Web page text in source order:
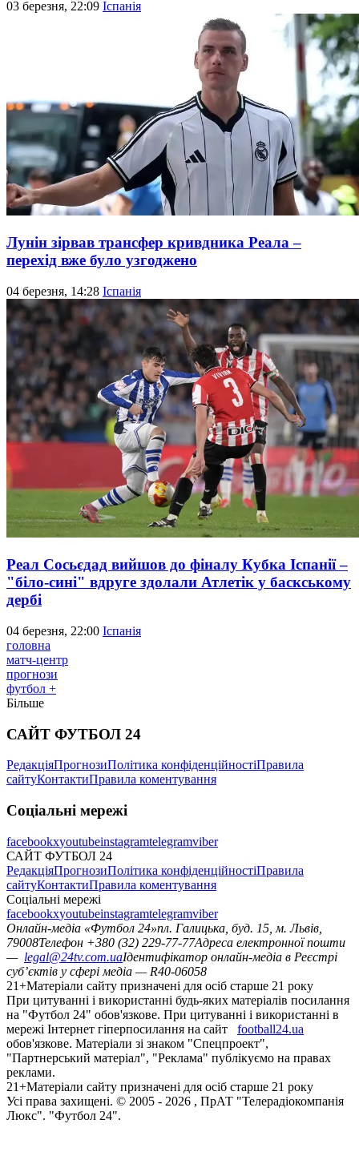
03 березня, 22:09 Іспанія
Лунін зірвав трансфер кривдника Реала –
перехід вже було узгоджено
04 березня, 14:28 Іспанія
Реал Сосьєдад вийшов до фіналу Кубка Іспанії –
"біло-сині" вдруге здолали Атлетік у баскському
дербі
04 березня, 22:00 Іспанія
головна
матч-центр
прогнози
футбол +
Більше
САЙТ ФУТБОЛ 24
РедакціяПрогнозиПолітика конфіденційностіПравила
сайтуКонтактиПравила коментування
Соціальні мережі
facebookxyoutubeinstagramtelegramviber
САЙТ ФУТБОЛ 24
РедакціяПрогнозиПолітика конфіденційностіПравила
сайтуКонтактиПравила коментування
Соціальні мережі
facebookxyoutubeinstagramtelegramviber
Онлайн-медіа «Футбол 24»пл. Галицька, буд. 15, м. Львів,
79008Телефон +380 (32) 229-77-77Адреса електронної пошти
— legal@24tv.com.uaІдентифікатор онлайн-медіа в Реєстрі
суб’єктів у сфері медіа — R40-06058
21+Матеріали сайту призначені для осіб старше 21 року
При цитуванні і використанні будь-яких матеріалів посилання
на "Футбол 24" обов'язкове. При цитуванні і використанні в
мережі Інтернет гіперпосилання на сайт
football24.ua
обов'язкове. Матеріали зі знаком "Спецпроект",
"Партнерський матеріал", "Реклама" публікуємо на правах
реклами.
21+Матеріали сайту призначені для осіб старше 21 року
Усi права захищенi. © 2005 - 2026 , ПрАТ "Телерадіокомпанія
Люкс". "Футбол 24".